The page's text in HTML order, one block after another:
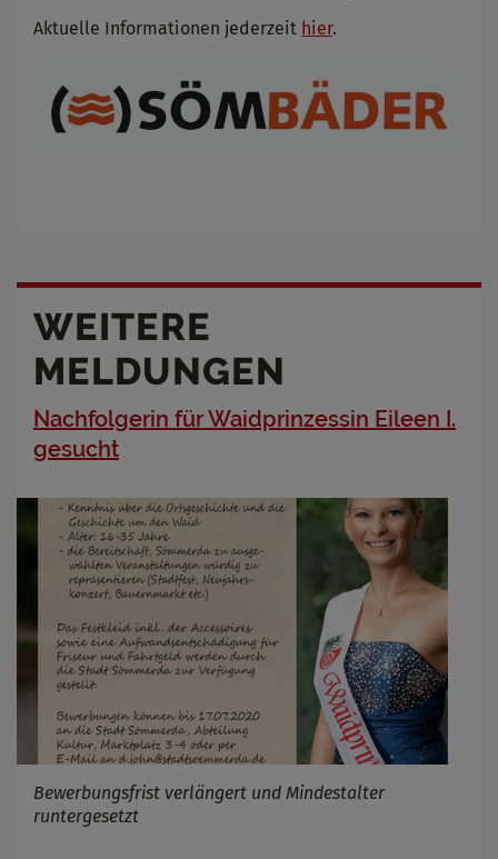
Aktuelle Informationen jederzeit hier.
WEITERE
MELDUNGEN
Nachfolgerin für Waidprinzessin Eileen I.
gesucht
Bewerbungsfrist verlängert und Mindestalter
runtergesetzt